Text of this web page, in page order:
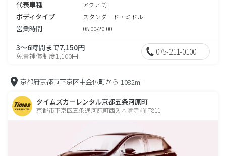
代表車種 アクア 等
ボディタイプ スタンダード・ミドル
営業時間 08:00-20:00
3～6時間まで7,150円
免責補償制度1,100円 075-211-0100
京都府京都市下京区中金仏町から 1082m
タイムズカーレンタル京都五条河原町
京都市下京区五条通河原町西入本覚寺前町811